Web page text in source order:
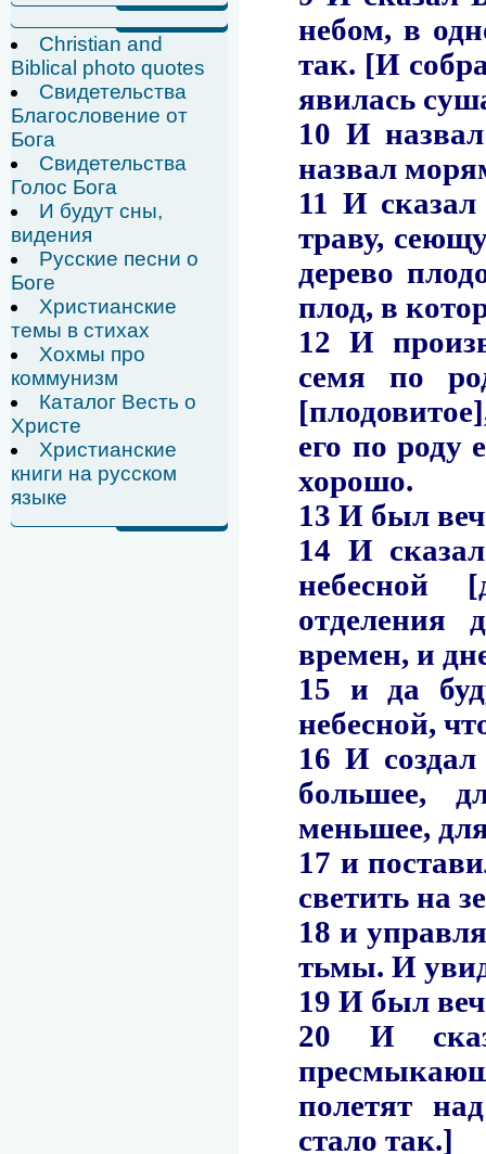
Christian and
Biblical photo quotes
Свидетельства
Благословение от
Бога
Свидетельства
Голос Бога
И будут сны,
видения
Русские песни о
Боге
Христианские
темы в стихах
Хохмы про
коммунизм
Каталог Весть о
Христе
Христианские
книги на русском
языке